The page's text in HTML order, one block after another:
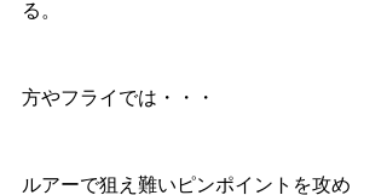
る。
方やフライでは・・・
ルアーで狙え難いピンポイントを攻め